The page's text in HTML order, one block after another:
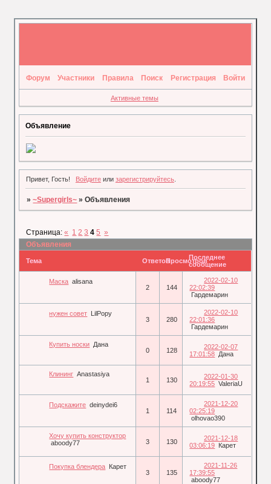
Форум Участники Правила Поиск Регистрация Войти
Активные темы
Объявление
Привет, Гость! Войдитеили зарегистрируйтесь.
»~Supergirls~ »Объявления
Объявления
Страница:« 1 2 3 4 5 »
Тема ОтветовПросмотровПоследнее
сообщение
Маска alisana
2
144
2022-02-10
22:02:39
Гардемарин
нужен совет LilPopy
3
280
2022-02-10
22:01:36
Гардемарин
Купить носки Дана
0
128
2022-02-07
17:01:58 Дана
Клининг Anastasiya
1
130
2022-01-30
20:19:55 ValeriaU
Подскажите deinydei6
1
114
2021-12-20
02:25:19
olhovao390
Хочу купить конструктор
aboody77
3 130
2021-12-18
03:06:19 Карет
Покупка блендера Карет
3
135
2021-11-26
17:39:55
aboody77